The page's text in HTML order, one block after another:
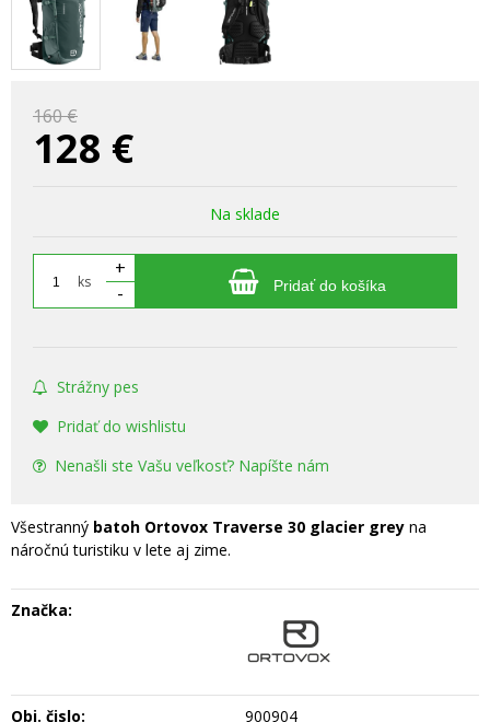
160 €
128 €
Na sklade
ks
+
-
Pridať do košíka
Strážny pes
Pridať do wishlistu
Nenašli ste Vašu veľkosť? Napíšte nám
Všestranný batoh Ortovox Traverse 30 glacier grey na
náročnú turistiku v lete aj zime.
Značka:
Obj. čislo:
900904